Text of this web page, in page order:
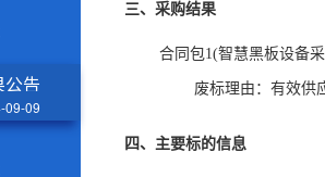
公告
09-09
三、采购结果
合同包1(智慧黑板设备
废标理由： 有效供
四、主要标的信息